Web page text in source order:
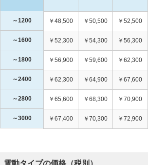
～1200 ￥48,500 ￥50,500 ￥52,500
～1600 ￥52,300 ￥54,300 ￥56,300
～1800 ￥56,900 ￥59,600 ￥62,300
～2400 ￥62,300 ￥64,900 ￥67,600
～2800 ￥65,600 ￥68,300 ￥70,900
～3000 ￥67,400 ￥70,300 ￥72,900